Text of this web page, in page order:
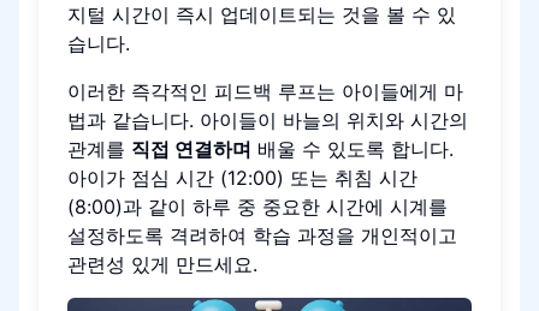
지털 시간이 즉시 업데이트되는 것을 볼 수 있
습니다.
이러한 즉각적인 피드백 루프는 아이들에게 마
법과 같습니다. 아이들이 바늘의 위치와 시간의
관계를 직접 연결하며 배울 수 있도록 합니다.
아이가 점심 시간 (12:00) 또는 취침 시간
(8:00)과 같이 하루 중 중요한 시간에 시계를
설정하도록 격려하여 학습 과정을 개인적이고
관련성 있게 만드세요.